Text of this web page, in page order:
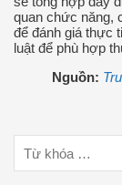
quan chức năng,
để đánh giá thực
luật để phù hợp
Nguồn: